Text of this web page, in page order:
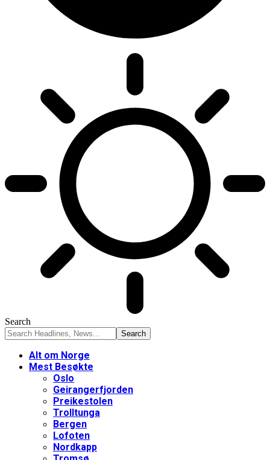
Search
Alt om Norge
Mest Besøkte
Oslo
Geirangerfjorden
Preikestolen
Trolltunga
Bergen
Lofoten
Nordkapp